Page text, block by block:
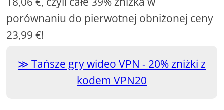
porównaniu do pierwotnej obniżonej ceny
23,99 €!
Tańsze gry wideo VPN - 20% zniżki z
kodem VPN20